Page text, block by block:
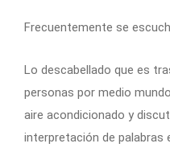
Frecuentemente se
Lo descabellado que es
personas por medio
aire acondicionado y
interpretación de palabras